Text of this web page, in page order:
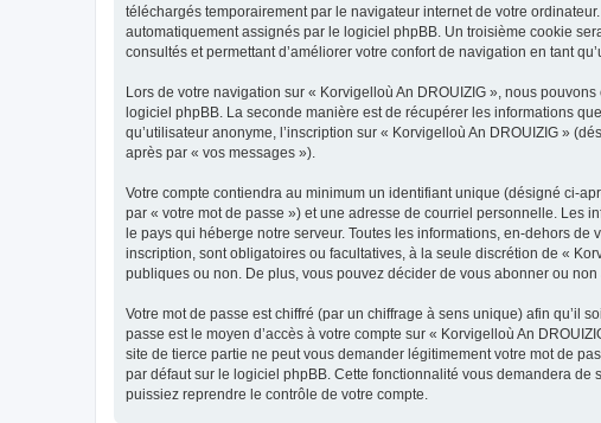
téléchargés temporairement par le navigateur internet de votre
automatiquement assignés par le logiciel phpBB. Un troisième cookie
consultés et permettant d’améliorer votre confort de navigation en tant
Lors de votre navigation sur « Korvigelloù An DROUIZIG », nous
logiciel phpBB. La seconde manière est de récupérer les informations
qu’utilisateur anonyme, l’inscription sur « Korvigelloù An DROUIZIG »
après par « vos messages »).
Votre compte contiendra au minimum un identifiant unique (désigné ci-
par « votre mot de passe ») et une adresse de courriel personnelle. Les
le pays qui héberge notre serveur. Toutes les informations, en-dehors de
inscription, sont obligatoires ou facultatives, à la seule discrétion de «
publiques ou non. De plus, vous pouvez décider de vous abonner ou
Votre mot de passe est chiffré (par un chiffrage à sens unique) afin qu’il
passe est le moyen d’accès à votre compte sur « Korvigelloù An
site de tierce partie ne peut vous demander légitimement votre mot de
par défaut sur le logiciel phpBB. Cette fonctionnalité vous demandera
puissiez reprendre le contrôle de votre compte.